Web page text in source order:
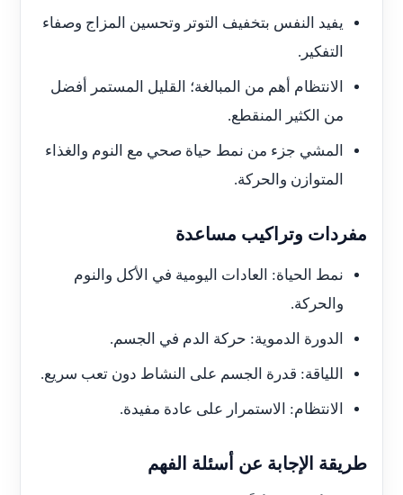
يفيد النفس بتخفيف التوتر وتحسين المزاج وصفاء
التفكير.
الانتظام أهم من المبالغة؛ القليل المستمر أفضل
من الكثير المنقطع.
المشي جزء من نمط حياة صحي مع النوم والغذاء
المتوازن والحركة.
مفردات وتراكيب مساعدة
نمط الحياة: العادات اليومية في الأكل والنوم
والحركة.
الدورة الدموية: حركة الدم في الجسم.
اللياقة: قدرة الجسم على النشاط دون تعب سريع.
الانتظام: الاستمرار على عادة مفيدة.
طريقة الإجابة عن أسئلة الفهم